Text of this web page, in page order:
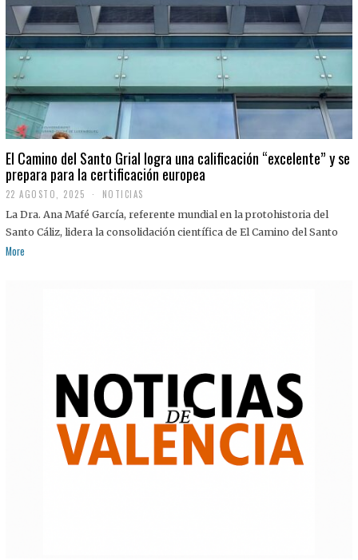
El Camino del Santo Grial logra una calificación “excelente” y se
prepara para la certificación europea
22 AGOSTO, 2025
2
A
G
NOTICIAS
La Dra. Ana Mafé García, referente mundial en la protohistoria del
Santo Cáliz, lidera la consolidación científica de El Camino del Santo
More